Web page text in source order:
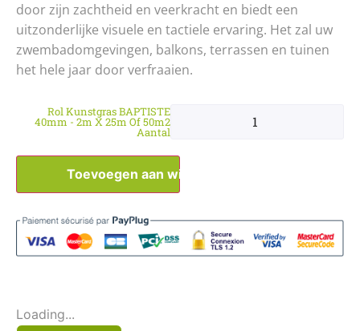
door zijn zachtheid en veerkracht en biedt een
uitzonderlijke visuele en tactiele ervaring. Het zal uw
zwembadomgevingen, balkons, terrassen en tuinen
het hele jaar door verfraaien.
Rol Kunstgras BAPTISTE
40mm - 2m X 25m Of 50m2
Aantal
Toevoegen aan winkelwagen
Loading...